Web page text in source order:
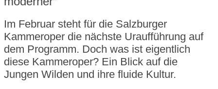
CHEAP
SEATS
Im Februar steht für die Salzburger
Kammeroper die nächste Uraufführung auf
dem Programm. Doch was ist eigentlich
diese Kammeroper? Ein Blick auf die
Jungen Wilden und ihre fluide Kultur.